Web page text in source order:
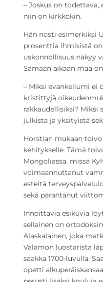
– Joskus on
niin on kirkkokin.
Hän nosti esimerkiksi
prosenttia ihmisistä
uskonnollisuus näkyy
Samaan aikaan maa
– Miksi evankeliumi ei
kristittyjä
rakkaudellisiksi? Miksi
julkista ja yksityistä
Horstian mukaan
kehitykselle. Tämä
Mongoliassa, missä
voimaannuttanut
esteitä
sekä parantanut
Innoittavia esikuvia
sellainen on
Alaskalainen, joka
Valamon luostarista
saakka 1700-luvulla.
opetti